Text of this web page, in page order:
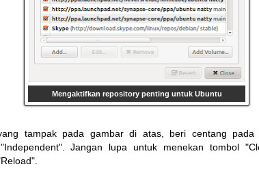
Mengaktifkan repository penting untuk Ubuntu
tampak pada gambar di atas, beri centang pada
Jangan lupa untuk menekan tombol